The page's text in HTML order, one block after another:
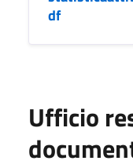
df
Ufficio